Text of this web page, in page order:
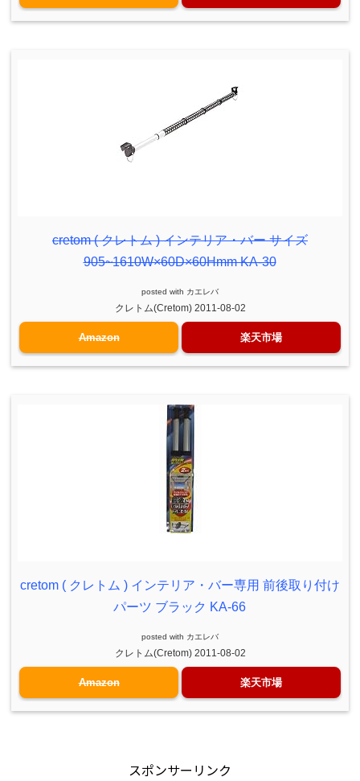
cretom ( クレトム ) インテリア・バー サイズ
905~1610W×60D×60Hmm KA-30
posted with カエレバ
クレトム(Cretom) 2011-08-02
Amazon 楽天市場
cretom ( クレトム ) インテリア・バー専用 前後取り付け
パーツ ブラック KA-66
posted with カエレバ
クレトム(Cretom) 2011-08-02
Amazon 楽天市場
スポンサーリンク